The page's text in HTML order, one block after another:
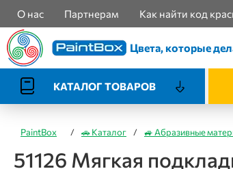
О нас Партнерам Как найти код
Цвета, которые
КАТАЛОГ ТОВАРОВ
PaintBox / 🚗 Каталог / 🚙 Абразивные
51126 Мягкая